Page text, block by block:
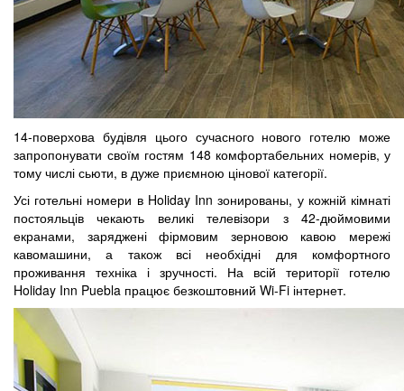
14-поверхова будівля цього сучасного нового готелю може
запропонувати своїм гостям 148 комфортабельних номерів, у
тому числі сьюти, в дуже приємною цінової категорії.
Усі готельні номери в Holiday Inn зонированы, у кожній кімнаті
постояльців чекають великі телевізори з 42-дюймовими
екранами, заряджені фірмовим зерновою кавою мережі
кавомашини, а також всі необхідні для комфортного
проживання техніка і зручності. На всій території готелю
Holiday Inn Puebla працює безкоштовний Wi-Fi інтернет.